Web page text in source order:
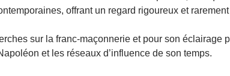
offrant un regard rigoureux et
sur la franc-maçonnerie et pour son éclairage
et les réseaux d’influence de son temps.